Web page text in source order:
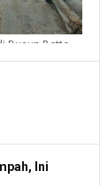
Dusun Botto-
Ini